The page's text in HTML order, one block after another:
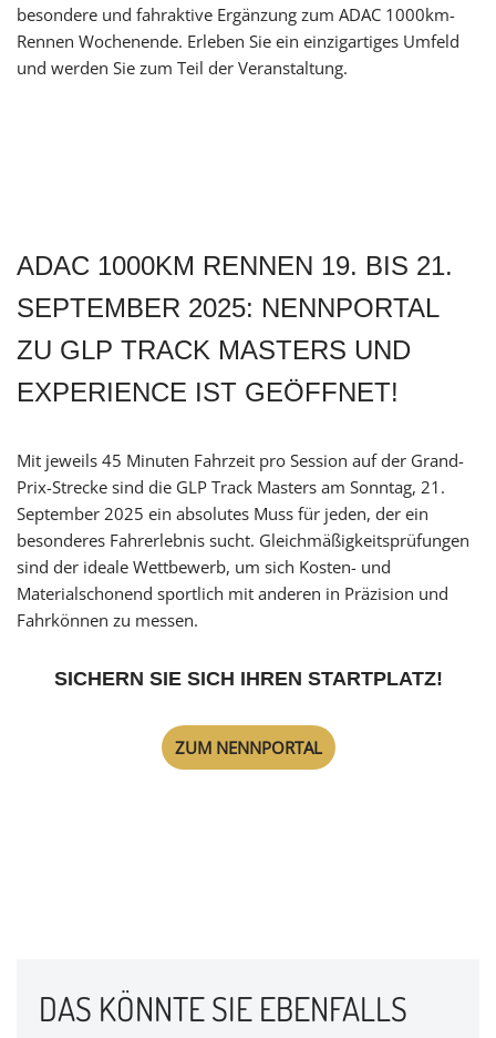
besondere und fahraktive Ergänzung zum ADAC 1000km-
Rennen Wochenende. Erleben Sie ein einzigartiges Umfeld
und werden Sie zum Teil der Veranstaltung.
ADAC 1000KM RENNEN 19. BIS 21.
SEPTEMBER 2025: NENNPORTAL
ZU GLP TRACK MASTERS UND
EXPERIENCE IST GEÖFFNET!
Mit jeweils 45 Minuten Fahrzeit pro Session auf der Grand-
Prix-Strecke sind die GLP Track Masters am Sonntag, 21.
September 2025 ein absolutes Muss für jeden, der ein
besonderes Fahrerlebnis sucht. Gleichmäßigkeitsprüfungen
sind der ideale Wettbewerb, um sich Kosten- und
Materialschonend sportlich mit anderen in Präzision und
Fahrkönnen zu messen.
SICHERN SIE SICH IHREN STARTPLATZ!
ZUM NENNPORTAL
DAS KÖNNTE SIE EBENFALLS